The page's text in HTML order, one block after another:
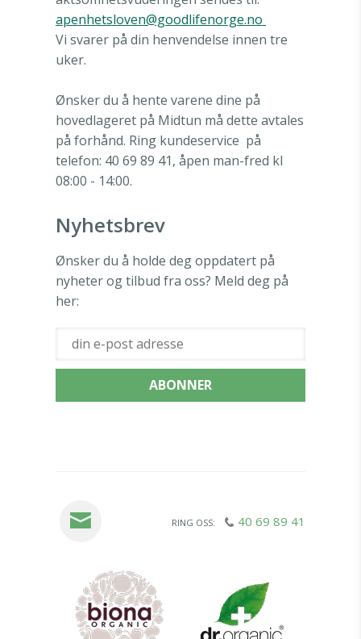
apenhetsloven@goodlifenorge.no
Vi svarer på din henvendelse innen tre
uker.
Ønsker du å hente varene dine på
hovedlageret på Midtun må dette avtales
på forhånd. Ring kundeservice på
telefon: 40 69 89 41, åpen man-fred kl
08:00 - 14:00.
Nyhetsbrev
Ønsker du å holde deg oppdatert på
nyheter og tilbud fra oss? Meld deg på
her:
RING OSS: 40 69 89 41